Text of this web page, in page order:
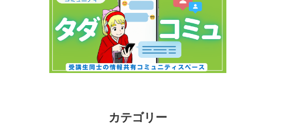
カテゴリー